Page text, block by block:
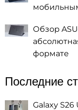
Обзор
формате
Последние
Galaxy